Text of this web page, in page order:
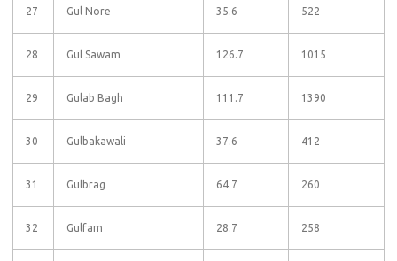
27 Gul Nore 35.6 522
28 Gul Sawam 126.7 1015
29 Gulab Bagh 111.7 1390
30 Gulbakawali 37.6 412
31 Gulbrag 64.7 260
32 Gulfam 28.7 258